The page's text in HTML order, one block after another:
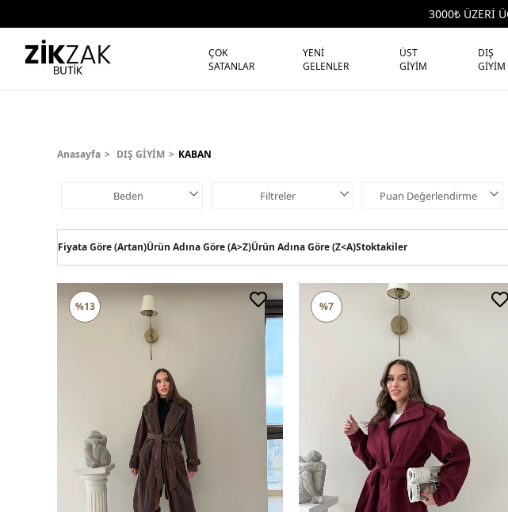
3000₺ ÜZERİ
ÇOK
SATANLAR
YENİ
GELENLER
ÜST
GİYİM
DIŞ
GİYİM
Anasayfa DIŞ GİYİM KABAN
Beden Filtreler Puan Değerlendirme
Fiyata Göre (Artan)Ürün Adına Göre (A>Z)Ürün Adına Göre (Z<A)Stoktakiler
%13 %7